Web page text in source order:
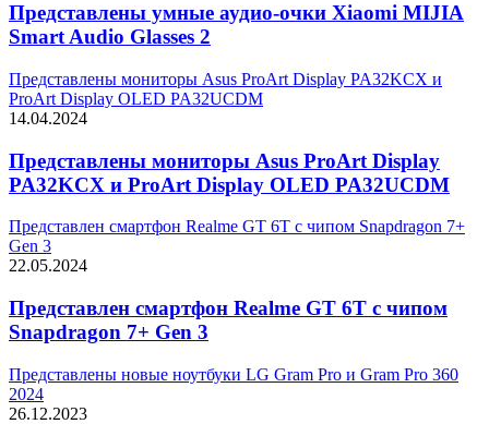
Представлены умные аудио-очки Xiaomi MIJIA
Smart Audio Glasses 2
Представлены мониторы Asus ProArt Display PA32KCX и
ProArt Display OLED PA32UCDM
14.04.2024
Представлены мониторы Asus ProArt Display
PA32KCX и ProArt Display OLED PA32UCDM
Представлен смартфон Realme GT 6T с чипом Snapdragon 7+
Gen 3
22.05.2024
Представлен смартфон Realme GT 6T с чипом
Snapdragon 7+ Gen 3
Представлены новые ноутбуки LG Gram Pro и Gram Pro 360
2024
26.12.2023